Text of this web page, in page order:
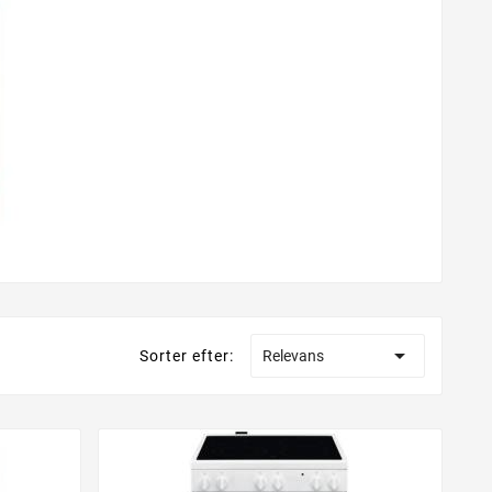
Sorter efter: Relevans 